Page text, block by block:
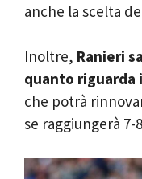
anche la scelta
Inoltre, Ranieri
quanto riguarda
che potrà
se raggiungerà